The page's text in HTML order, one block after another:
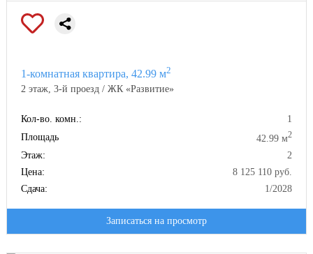
1-комнатная квартира, 42.99 м2
2 этаж, 3-й проезд / ЖК «Развитие»
Кол-во. комн.:
1
Площадь
42.99 м2
Этаж:
2
Цена:
8 125 110 руб.
Сдача:
1/2028
Записаться на просмотр